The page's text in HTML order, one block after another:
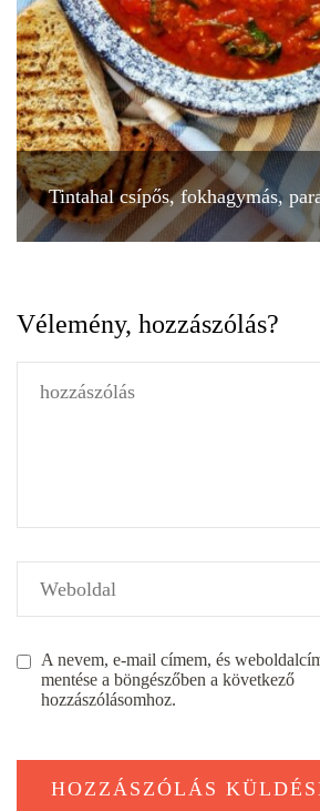
Tintahal csípős, fokhagymás,
Vélemény, hozzászólás?
A nevem, e-mail címem, és
mentése a böngészőben a következő
hozzászólásomhoz.